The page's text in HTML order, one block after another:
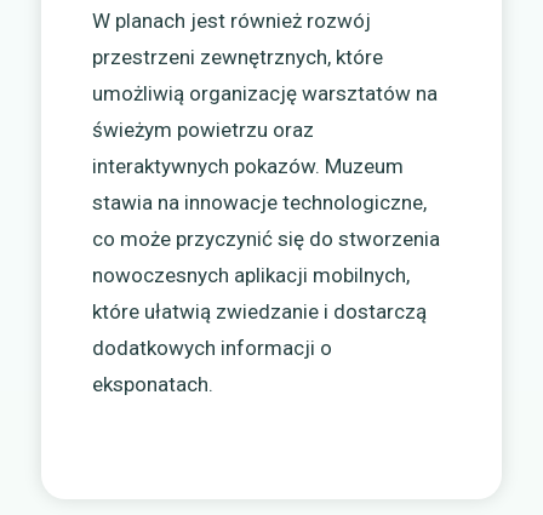
W planach jest również rozwój
przestrzeni zewnętrznych, które
umożliwią organizację warsztatów na
świeżym powietrzu oraz
interaktywnych pokazów. Muzeum
stawia na innowacje technologiczne,
co może przyczynić się do stworzenia
nowoczesnych aplikacji mobilnych,
które ułatwią zwiedzanie i dostarczą
dodatkowych informacji o
eksponatach.